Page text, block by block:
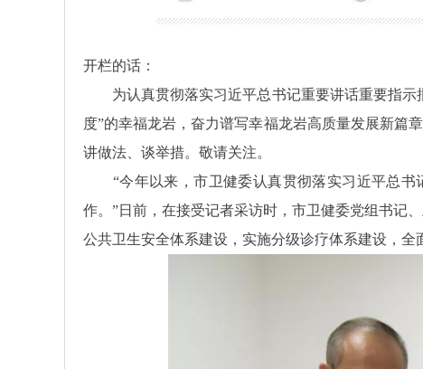
开栏的话：
为认真贯彻落实习近平总书记重要讲话重要指示
度”的幸福龙岩，奋力谱写幸福龙岩高质量发展新篇
讲做法、谈举措。敬请关注。
“今年以来，市卫健委认真贯彻落实习近平总书记
作。”日前，在接受记者采访时，市卫健委党组书记
公共卫生安全体系建设，实施分级诊疗体系建设，全